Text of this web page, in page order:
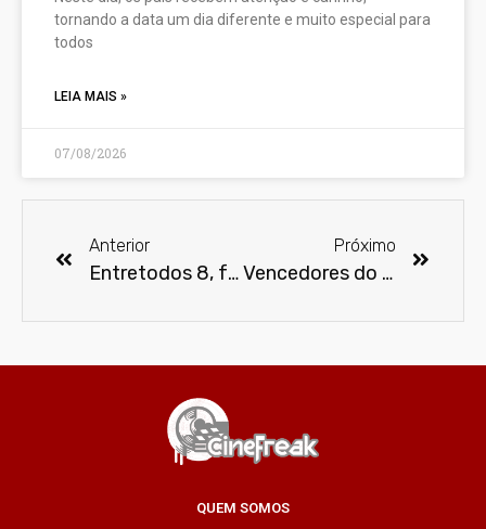
tornando a data um dia diferente e muito especial para
todos
LEIA MAIS »
07/08/2026
Anterior
Entretodos 8, festival de curta metragens de direitos humanos, está com inscrições abertas
Próximo
Vencedores do Festival de Cannes 2015
QUEM SOMOS